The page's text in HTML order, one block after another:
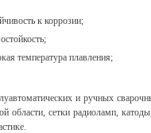
к коррозии;
температура плавления;
и ручных
области, сетки радиоламп,